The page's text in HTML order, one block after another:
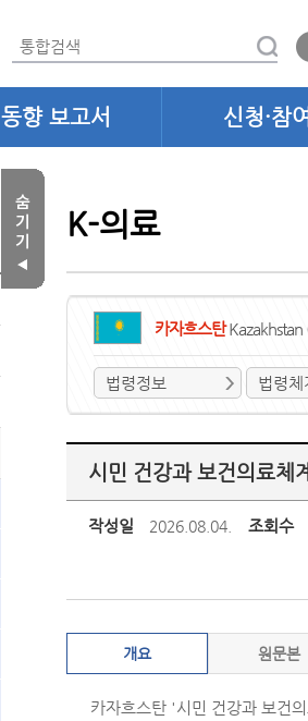
동향 보고서 신청·참여
K-의료
카자흐스탄Kazakhstan
법령정보 법령체
시민 건강과 보건의
작성일 2026.08.04. 조회수
개요 원문본
카자흐스탄 '시민 건강과 보건